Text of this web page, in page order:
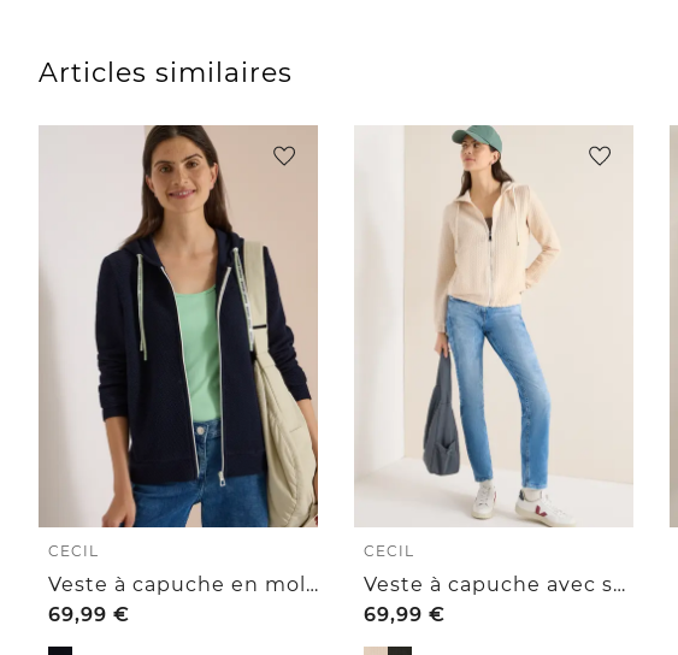
Articles similaires
CECIL
Veste à capuche en molleton texturé
69,99 €
CECIL
Veste à capuche avec structure
69,99 €